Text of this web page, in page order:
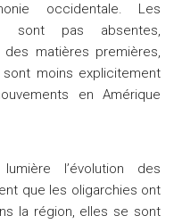
occidentale. Les
sont pas absentes,
matières premières,
moins explicitement
en Amérique
l’évolution des
que les oligarchies ont
la région, elles se sont